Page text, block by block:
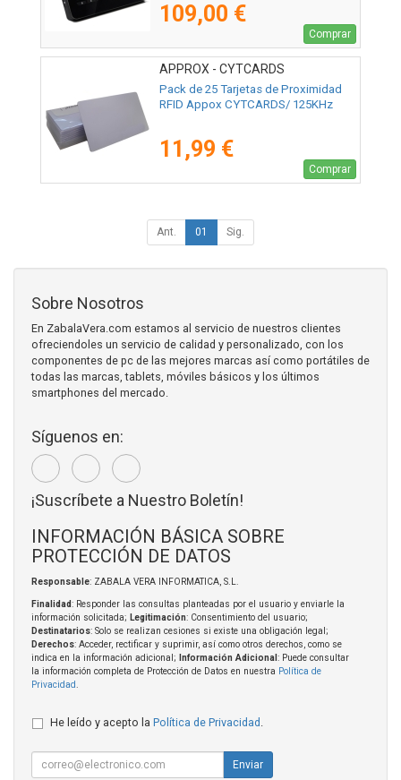
109,00 €
Comprar
APPROX - CYTCARDS
Pack de 25 Tarjetas de Proximidad
RFID Appox CYTCARDS/ 125KHz
11,99 €
Comprar
Ant. 01 Sig.
Sobre Nosotros
En ZabalaVera.com estamos al servicio de nuestros clientes
ofreciendoles un servicio de calidad y personalizado, con los
componentes de pc de las mejores marcas así como portátiles de
todas las marcas, tablets, móviles básicos y los últimos
smartphones del mercado.
Síguenos en:
¡Suscríbete a Nuestro Boletín!
INFORMACIÓN BÁSICA SOBRE
PROTECCIÓN DE DATOS
Responsable: ZABALA VERA INFORMATICA, S.L.
Finalidad: Responder las consultas planteadas por el usuario y enviarle la
información solicitada; Legitimación: Consentimiento del usuario;
Destinatarios: Solo se realizan cesiones si existe una obligación legal;
Derechos: Acceder, rectificar y suprimir, así como otros derechos, como se
indica en la información adicional;
Información Adicional : Puede consultar
la información completa de Protección de Datos en nuestra Política de
Privacidad
He leído y acepto la Política de Privacidad .
Enviar